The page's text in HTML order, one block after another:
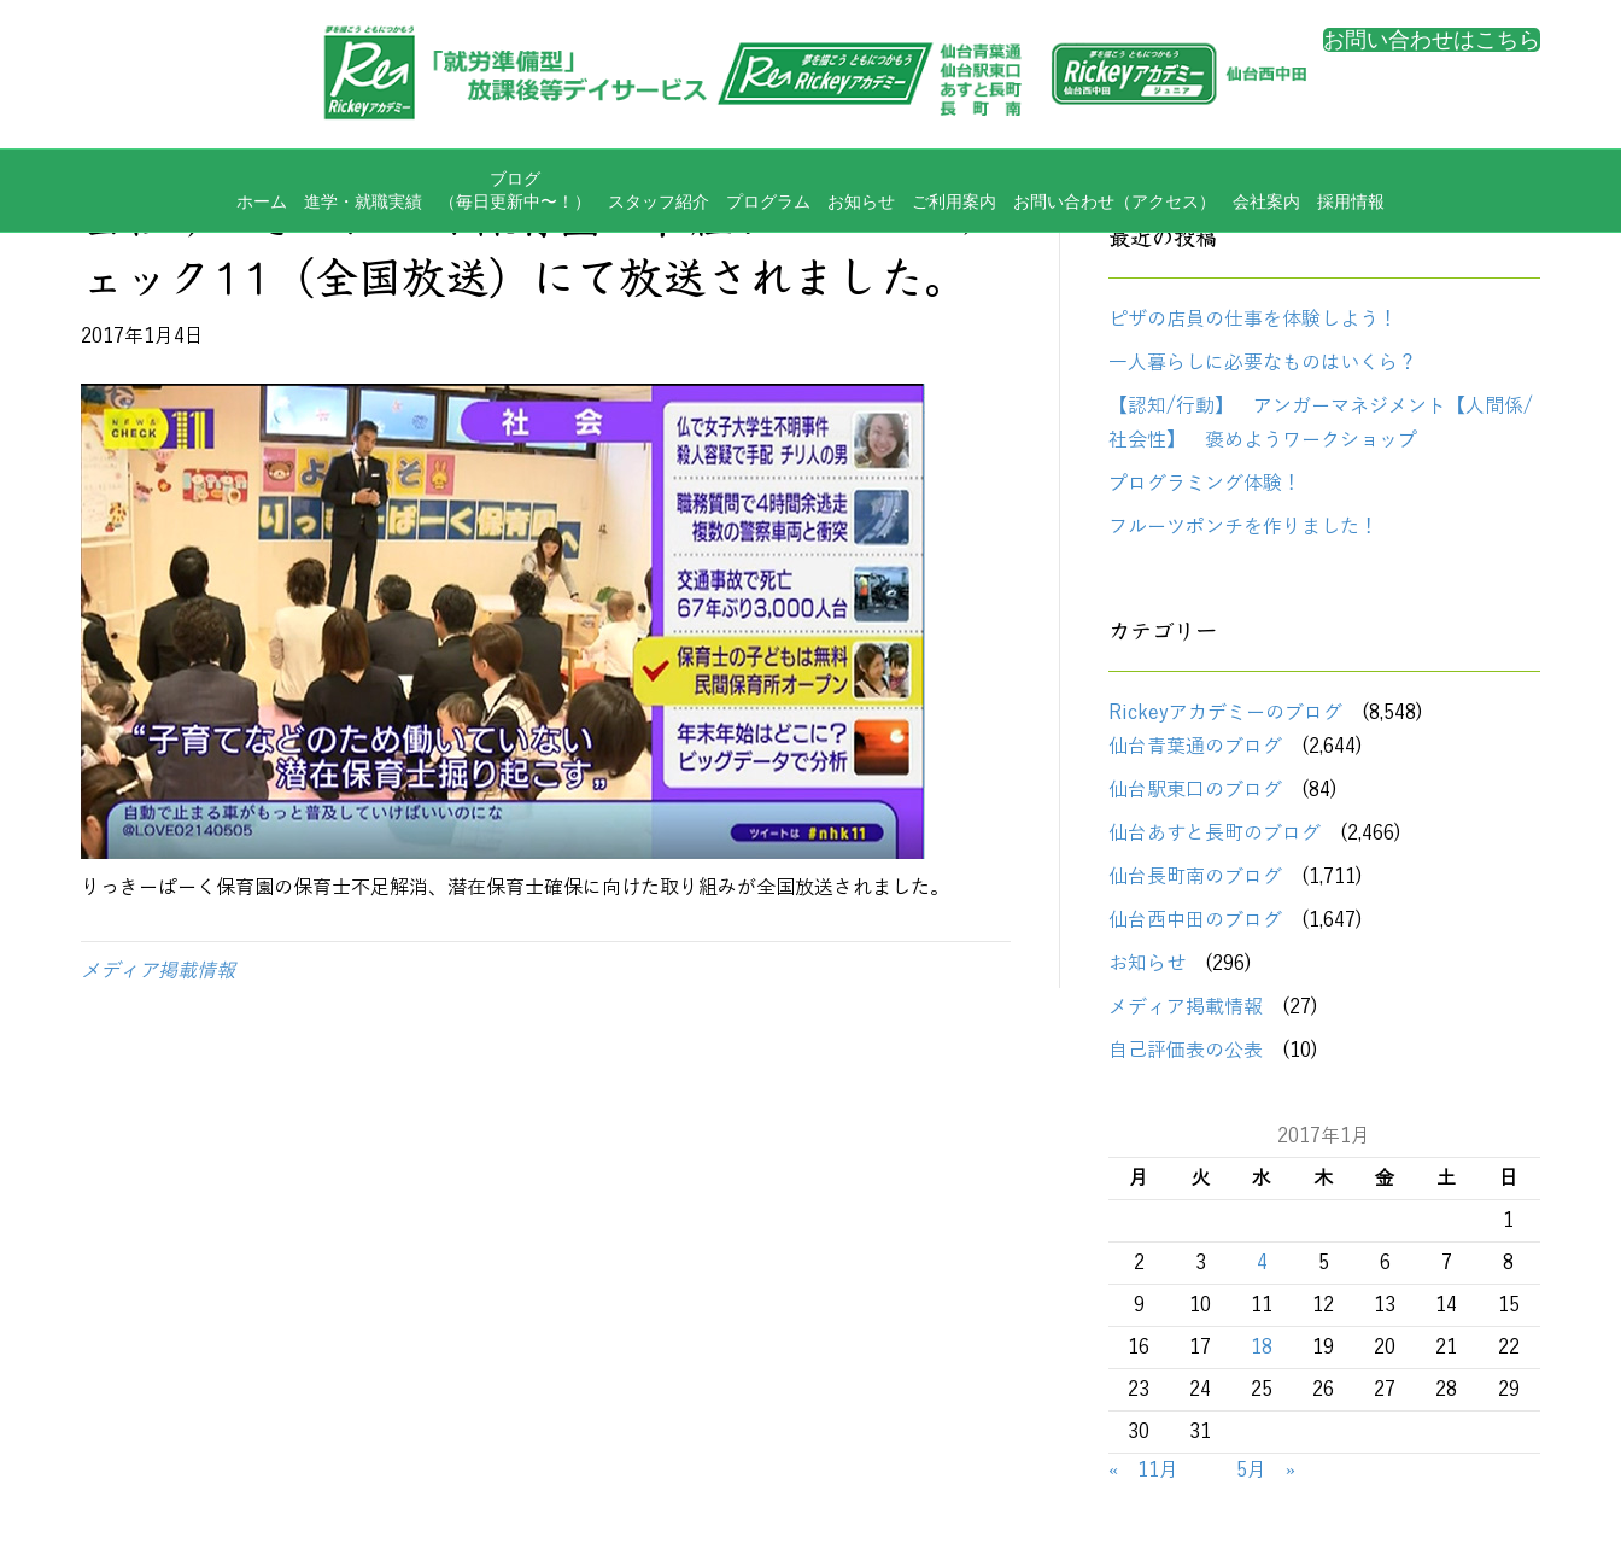
ホーム 進学・就職実績
ブログ
（毎日更新中〜！）
スタッフ紹介 プログラム お知らせ ご利用案内 お問い合わせ（アクセス） 会社案内 採用情報
お問い合わせはこちら
当社りっきーぱーく保育園の取組がニュースチ
ェック11（全国放送）にて放送されました。
2017年1月4日
りっきーぱーく保育園の保育士不足解消、潜在保育士確保に向けた取り組みが全国放送されました。
メディア掲載情報
最近の投稿
ピザの店員の仕事を体験しよう！
一人暮らしに必要なものはいくら？
【認知/行動】 アンガーマネジメント【人間係/
社会性】 褒めようワークショップ
プログラミング体験！
フルーツポンチを作りました！
カテゴリー
Rickeyアカデミーのブログ(8,548)
仙台青葉通のブログ(2,644)
仙台駅東口のブログ(84)
仙台あすと長町のブログ(2,466)
仙台長町南のブログ(1,711)
仙台西中田のブログ(1,647)
お知らせ(296)
メディア掲載情報 (27)
自己評価表の公表 (10)
2017年1月
月
火 水 木 金 土
日
1
2
3 4 5 6 7
8
9
10 11 12 13 14
15
16
17 18 19 20 21
22
23
24 25 26 27 28
29
30
31
« 11月
5月 »